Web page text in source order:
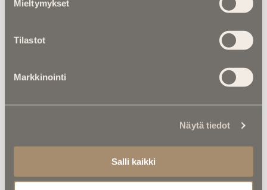
Mieltymykset
Tilastot
Markkinointi
Näytä tiedot
Salli kaikki
hautapaikka ”omistetaan”, ja miten
Luitko jo nämä?